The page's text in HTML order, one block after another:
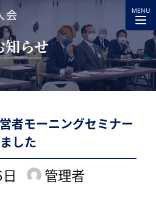
MENU
知らせ
者モーニングセミナー
した
著
管理者